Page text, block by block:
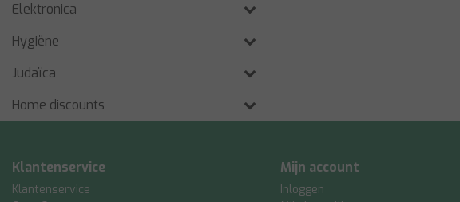
Elektronica
Hygiëne
Judaïca
Home discounts
Klantenservice
Klantenservice
Mijn account
Inloggen